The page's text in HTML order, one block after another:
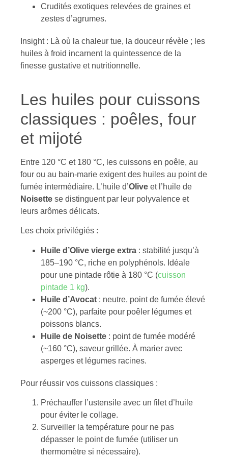
Crudités exotiques relevées de graines et
zestes d’agrumes.
Insight : Là où la chaleur tue, la douceur révèle ; les
huiles à froid incarnent la quintessence de la
finesse gustative et nutritionnelle.
Les huiles pour cuissons
classiques : poêles, four
et mijoté
Entre 120 °C et 180 °C, les cuissons en poêle, au
four ou au bain-marie exigent des huiles au point de
fumée intermédiaire. L’huile d’Olive et l’huile de
Noisette se distinguent par leur polyvalence et
leurs arômes délicats.
Les choix privilégiés :
Huile d’Olive vierge extra : stabilité jusqu’à
185–190 °C, riche en polyphénols. Idéale
pour une pintade rôtie à 180 °C (cuisson
pintade 1 kg).
Huile d’Avocat : neutre, point de fumée élevé
(~200 °C), parfaite pour poêler légumes et
poissons blancs.
Huile de Noisette : point de fumée modéré
(~160 °C), saveur grillée. À marier avec
asperges et légumes racines.
Pour réussir vos cuissons classiques :
Préchauffer l’ustensile avec un filet d’huile
pour éviter le collage.
Surveiller la température pour ne pas
dépasser le point de fumée (utiliser un
thermomètre si nécessaire).